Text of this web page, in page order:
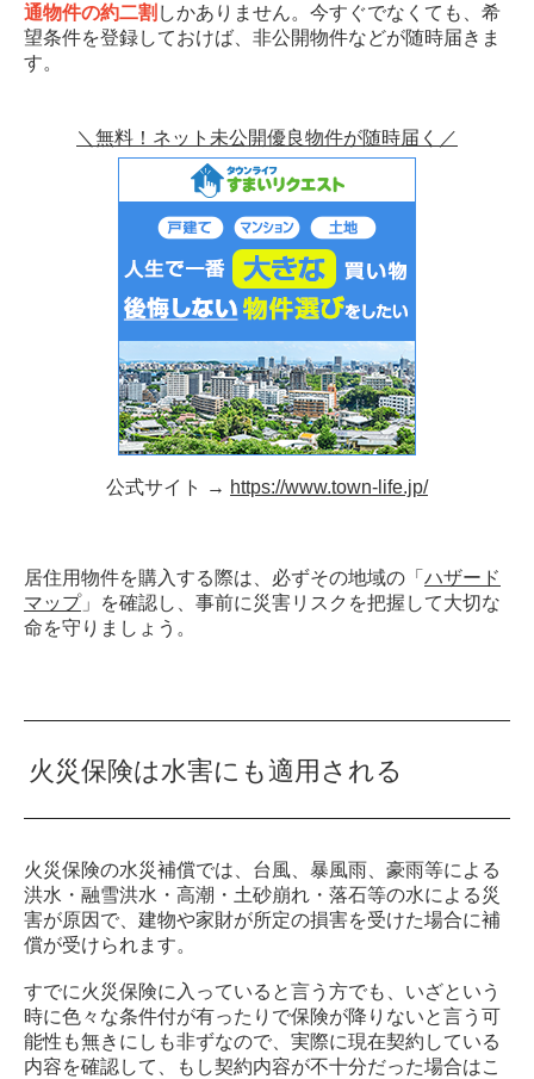
通物件の約二割 しかありません。今すぐでなくても、希
望条件を登録しておけば、非公開物件などが随時届きま
す。
＼無料！ネット未公開優良物件が随時届く／
公式サイト → https://www.town-life.jp/
居住用物件を購入する際は、必ずその地域の「 ハザード
マップ」を確認し、事前に災害リスクを把握して大切な
命を守りましょう。
火災保険は水害にも適用される
火災保険の水災補償では、台風、暴風雨、豪雨等による
洪水・融雪洪水・高潮・土砂崩れ・落石等の水による災
害が原因で、建物や家財が所定の損害を受けた場合に補
償が受けられます。
すでに火災保険に入っていると言う方でも、いざという
時に色々な条件付が有ったりで保険が降りないと言う可
能性も無きにしも非ずなので、実際に現在契約している
内容を確認して、もし契約内容が不十分だった場合はこ